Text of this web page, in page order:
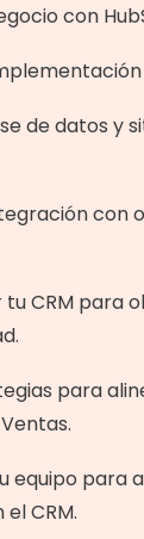
con
de datos y
con
CRM para
para
equipo para
CRM.